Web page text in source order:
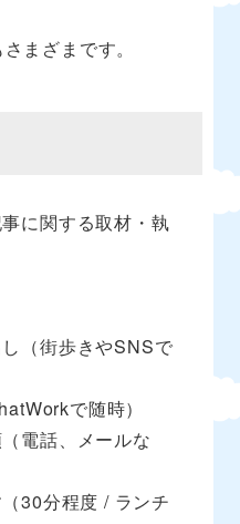
まざまです。
に関する取材・執
（街歩きやSNSで
で随時）
電話、メールな
30分程度 / ランチ